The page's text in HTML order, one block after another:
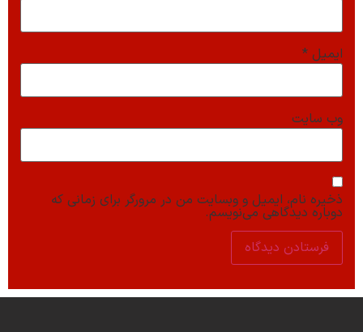
ایمیل *
وب‌ سایت
ذخیره نام، ایمیل و وبسایت من در مرورگر برای زمانی که
دوباره دیدگاهی می‌نویسم.